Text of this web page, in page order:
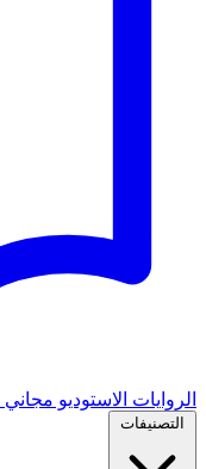
الروايات الاستوديو مجاني
التصنيفات